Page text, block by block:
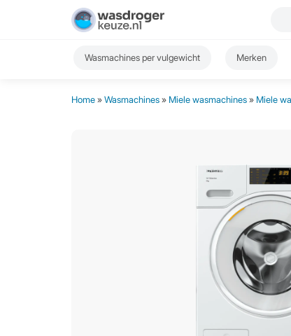
Wasmachines per vulgewicht Merken
Home»Wasmachines» Miele wasmachines» Miele